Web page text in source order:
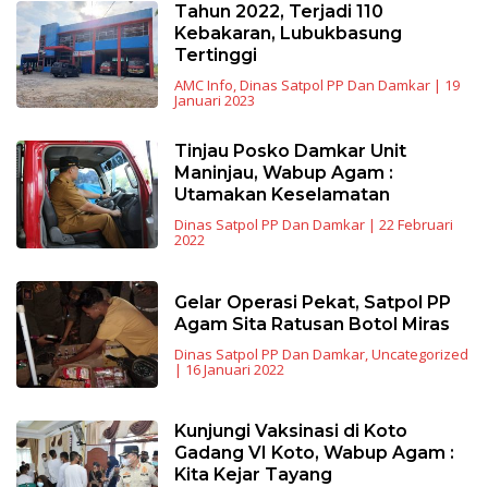
Tahun 2022, Terjadi 110
Kebakaran, Lubukbasung
Tertinggi
AMC Info,Dinas Satpol PP Dan Damkar| 19
Januari 2023
Tinjau Posko Damkar Unit
Maninjau, Wabup Agam :
Utamakan Keselamatan
Dinas Satpol PP Dan Damkar| 22 Februari
2022
Gelar Operasi Pekat, Satpol PP
Agam Sita Ratusan Botol Miras
Dinas Satpol PP Dan Damkar,Uncategorized
| 16 Januari 2022
Kunjungi Vaksinasi di Koto
Gadang VI Koto, Wabup Agam :
Kita Kejar Tayang